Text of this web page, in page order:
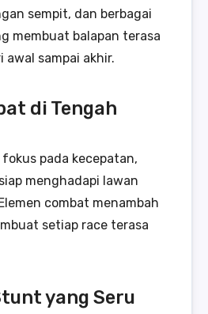
sempit, dan berbagai
membuat balapan terasa
awal sampai akhir.
di Tengah
pada kecepatan,
menghadapi lawan
combat menambah
setiap race terasa
yang Seru